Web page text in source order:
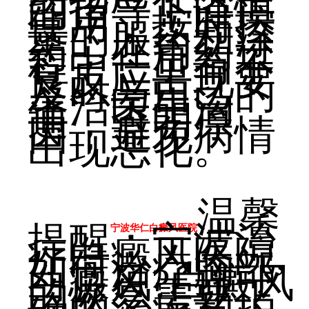
的指导下谨慎
使用，按时按
量的服药和涂
药，在用药过
程中一旦有不
良反应出现要
及时与自己的
主治医生沟
通，查明原
因，避免病情
出现恶化。
宁波华仁白癜风医院温馨
提醒：宁波治
疗白癜风医院,
如何治疗胸部
白癜风?白癜风
的恢复需要正